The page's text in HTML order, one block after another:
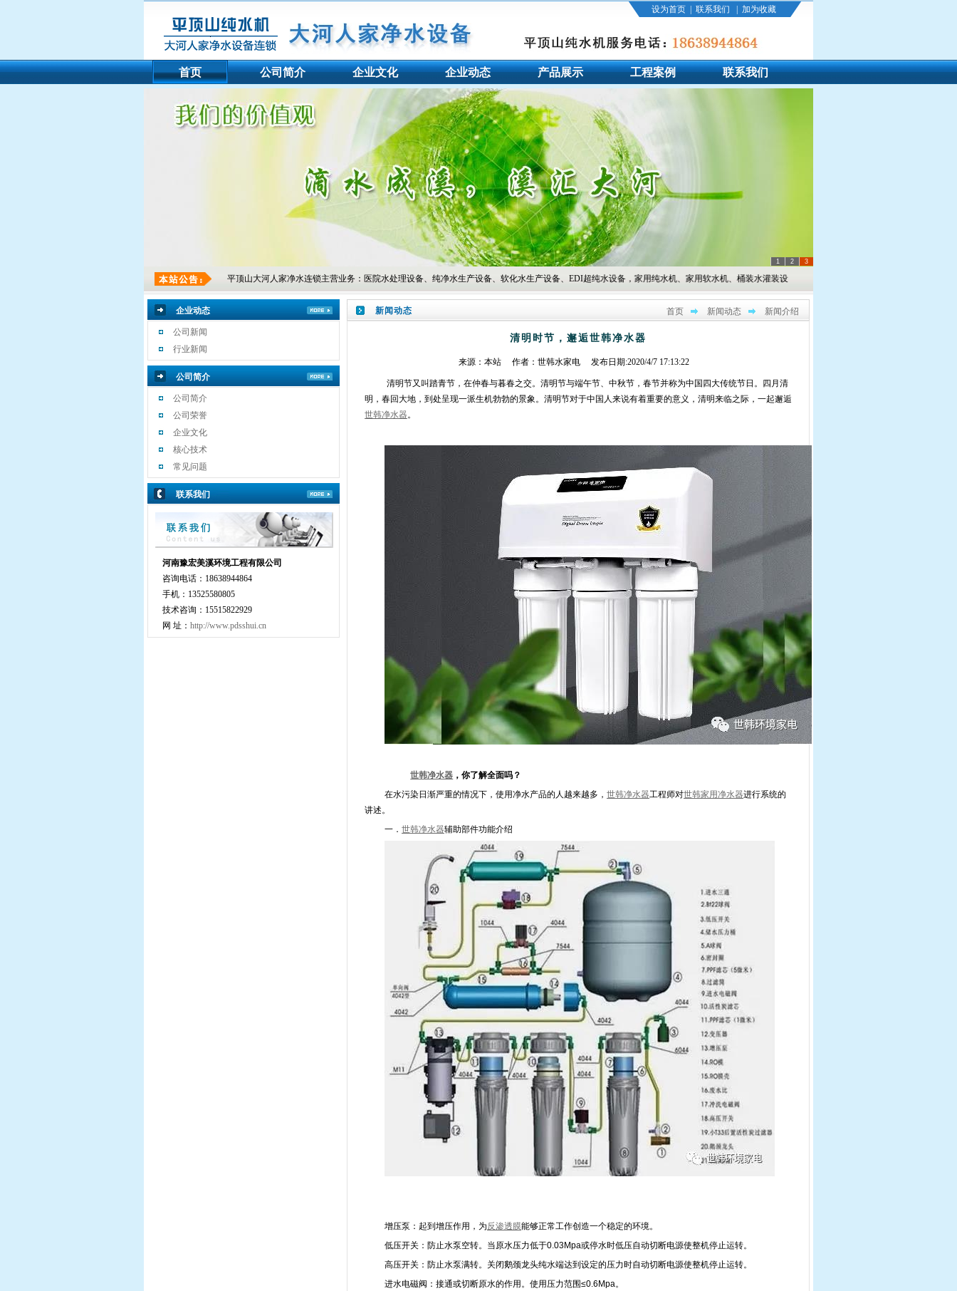
设为首页| 联系我们 加为收藏
首页 公司简介 企业文化 企业动态 产品展示 工程案例 联系我们
1 2 3
平顶山大河人家净水连锁主营业务：医院水处理设备、纯净水生产设备、软化水生产设备、EDI超纯水设备，家用纯水机、家用软水机、桶装水灌装设备等。销售热线：0371-86036046（总部）
企业动态
公司新闻
行业新闻
公司简介
公司简介
公司荣誉
企业文化
核心技术
常见问题
联系我们
河南豫宏美溪环境工程有限公司
咨询电话：18638944864
手机：13525580805
技术咨询：15515822929
网 址： http://www.pdsshui.cn
新闻动态 首页 新闻动态 新闻介绍
清明时节，邂逅世韩净水器
来源： 本站 作者： 世韩水家电 发布日期:2020/4/7 17:13:22
清明节又叫踏青节，在仲春与暮春之交。清明节与端午节、中秋节，春节并称为中国四大传统节日。四月清
明，春回大地，到处呈现一派生机勃勃的景象。清明节对于中国人来说有着重要的意义，清明来临之际，一起邂逅
世韩净水器。
世韩净水器 ，你了解全面吗？
在水污染日渐严重的情况下，使用净水产品的人越来越多， 世韩净水器工程师对世韩家用净水器进行系统的
讲述。
一． 世韩净水器辅助部件功能介绍
增压泵：起到增压作用，为反渗透膜能够正常工作创造一个稳定的环境。
低压开关：防止水泵空转。当原水压力低于0.03Mpa或停水时低压自动切断电源使整机停止运转。
高压开关：防止水泵满转。关闭鹅颈龙头纯水端达到设定的压力时自动切断电源使整机停止运转。
进水电磁阀：接通或切断原水的作用。使用压力范围≤0.6Mpa。